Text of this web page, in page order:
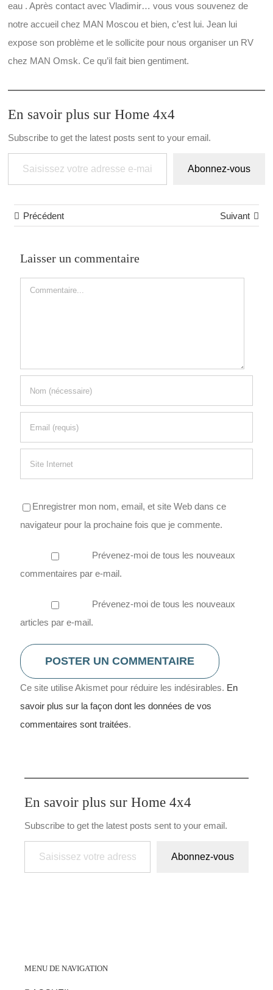
eau . Après contact avec Vladimir… vous vous souvenez de
notre accueil chez MAN Moscou et bien, c’est lui. Jean lui
expose son problème et le sollicite pour nous organiser un RV
chez MAN Omsk. Ce qu’il fait bien gentiment.
En savoir plus sur Home 4x4
Subscribe to get the latest posts sent to your email.
Saisissez votre adresse e-mail…
Abonnez-vous
Précédent Suivant
Laisser un commentaire
Commentaire
Enregistrer mon nom, email, et site Web dans ce
navigateur pour la prochaine fois que je commente.
Prévenez-moi de tous les nouveaux
commentaires par e-mail.
Prévenez-moi de tous les nouveaux
articles par e-mail.
Ce site utilise Akismet pour réduire les indésirables. En
savoir plus sur la façon dont les données de vos
commentaires sont traitées.
En savoir plus sur Home 4x4
Subscribe to get the latest posts sent to your email.
Saisissez votre adresse e-mail…
Abonnez-vous
MENU DE NAVIGATION